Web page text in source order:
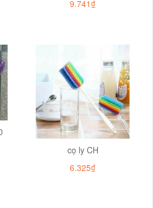
9.741₫
cọ ly CH
6.325₫